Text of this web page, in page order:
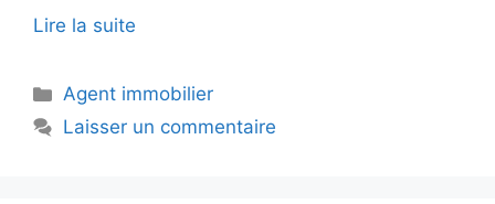
Lire la suite
Catégories
Agent immobilier
Laisser un commentaire